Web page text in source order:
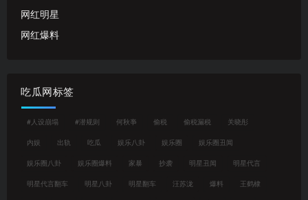
网红明星
网红爆料
吃瓜网标签
#人设崩塌 #潜规则 何秋亊 偷税 偷税漏税 关晓彤
内娱 出轨 吃瓜 娱乐八卦 娱乐圈 娱乐圈丑闻
娱乐圈八卦 娱乐圈爆料 家暴 抄袭 明星丑闻 明星代言
明星代言翻车 明星八卦 明星翻车 汪苏泷 爆料 王鹤棣